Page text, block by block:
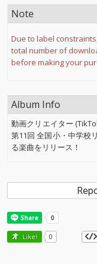
Note
Due to label
total number of
before making your
Album Info
動画クリエイター
第11回 全国小・中学校
る楽曲をリリース！
Like! 0